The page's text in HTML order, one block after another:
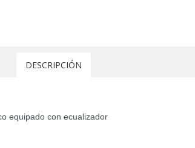
DESCRIPCIÓN
equipado con ecualizador